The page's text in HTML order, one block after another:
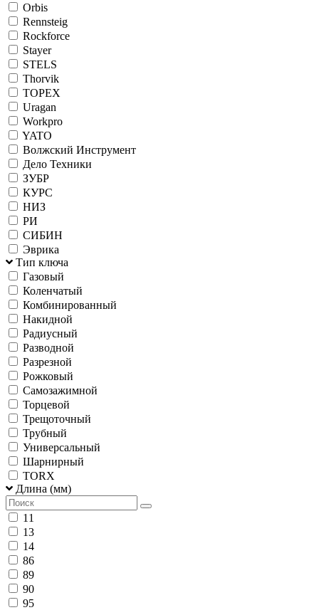
Orbis
Rennsteig
Rockforce
Stayer
STELS
Thorvik
TOPEX
Uragan
Workpro
YATO
Волжский Инструмент
Дело Техники
ЗУБР
КУРС
НИЗ
РИ
СИБИН
Эврика
Тип ключа
Газовый
Коленчатый
Комбинированный
Накидной
Радиусный
Разводной
Разрезной
Рожковый
Самозажимной
Торцевой
Трещоточный
Трубный
Универсальный
Шарнирный
TORX
Длина (мм)
11
13
14
86
89
90
95